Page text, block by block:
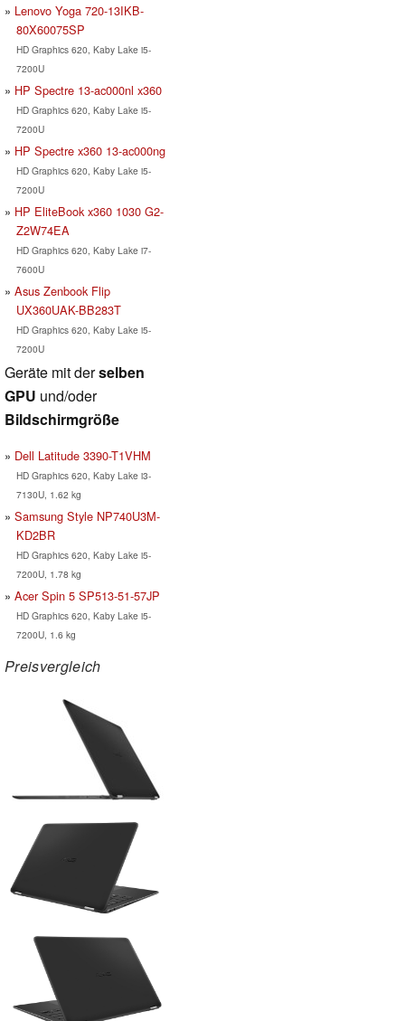
Lenovo Yoga 720-13IKB-
80X60075SP
HD Graphics 620, Kaby Lake i5-
7200U
HP Spectre 13-ac000nl x360
HD Graphics 620, Kaby Lake i5-
7200U
HP Spectre x360 13-ac000ng
HD Graphics 620, Kaby Lake i5-
7200U
HP EliteBook x360 1030 G2-
Z2W74EA
HD Graphics 620, Kaby Lake i7-
7600U
Asus Zenbook Flip
UX360UAK-BB283T
HD Graphics 620, Kaby Lake i5-
7200U
Geräte mit derselben
GPU und/oder
Bildschirmgröße
Dell Latitude 3390-T1VHM
HD Graphics 620, Kaby Lake i3-
7130U, 1.62 kg
Samsung Style NP740U3M-
KD2BR
HD Graphics 620, Kaby Lake i5-
7200U, 1.78 kg
Acer Spin 5 SP513-51-57JP
HD Graphics 620, Kaby Lake i5-
7200U, 1.6 kg
Preisvergleich